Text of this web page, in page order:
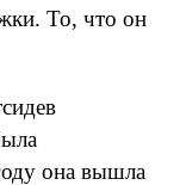
То, что он
она вышла